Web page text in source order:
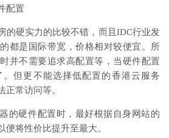
配置
的硬实力的比较不错，而且IDC行业发
都是国际带宽，价格相对较便宜。所
并不需要追求高配置等，当硬件配置
但更不能选择低配置的香港云服务
正常访问等。
的硬件配置时，最好根据自身网站的
将性价比提升至最大。